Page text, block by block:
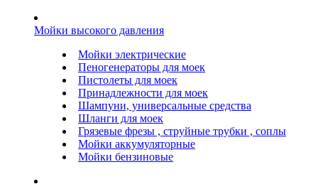
Мойки высокого давления
Мойки электрические
Пеногенераторы для моек
Пистолеты для моек
Принадлежности для моек
Шампуни, универсальные средства
Шланги для моек
Грязевые фрезы , струйные трубки , соплы
Мойки аккумуляторные
Мойки бензиновые